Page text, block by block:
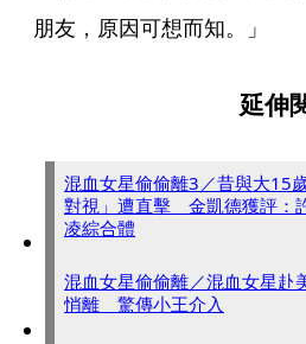
朋友，原因可想而知。」
延伸
混血女星偷偷離3／昔與大15
對視」遭直擊 金凱德獲評：
凌綜合體
混血女星偷偷離／混血女星赴
悄離 驚傳小王介入